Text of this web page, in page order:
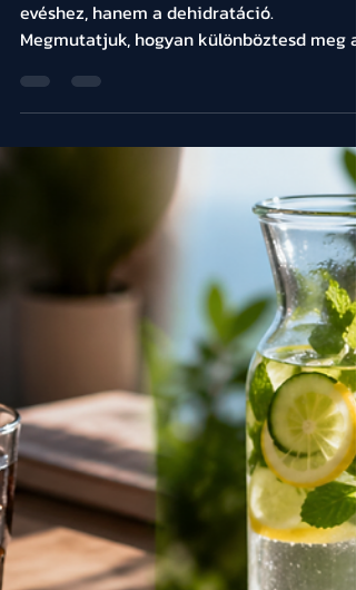
Békés Balázs
máj. 4.
3 perc olvasás
Dehidratáció vs. éhség:
hányszor eszel
feleslegesen nyáron?
Nyáron sokszor nem az éhség vezet az
evéshez, hanem a dehidratáció.
Megmutatjuk, hogyan különböztesd meg a
kettőt egyszerűen.